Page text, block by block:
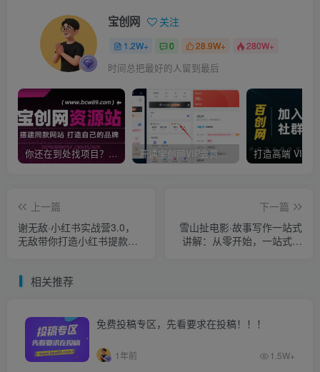
宝创网 关注
1.2W+ 0 28.9W+ 280W+
时间总把最好的人留到最后
你还在到处找项目？还在当韭菜？我靠卖项目一个月收入5万+，曾经我也是个失败者。 开通宝创网VIP会员，尊享全站资源免费下载，享70%的推广提成！！【限时五折优惠】
上一篇
谢无敌·小红书实战营3.0，
无敌带你打造小红书提款机
下一篇
雪山扯电影·故事写作一站式
讲解：从零开始，一站式教
相关推荐
免费投稿专区，先看要求在投稿！！！
1年前 1.5W+